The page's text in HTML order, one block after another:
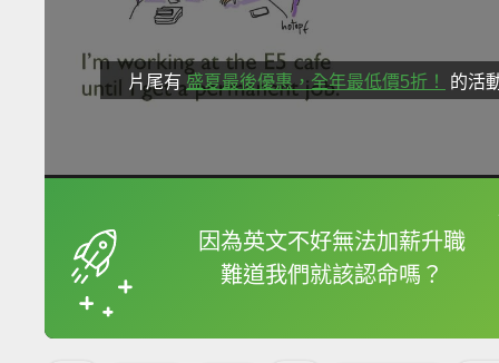
片尾有盛夏最後優惠，全年最低價5折！ 的活
因為英文不好無法加薪升職
難道我們就該認命嗎？
框選或點兩下字幕可